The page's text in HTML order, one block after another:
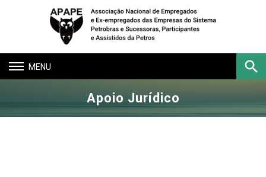
Toggle
navigation
Apoio Jurídico